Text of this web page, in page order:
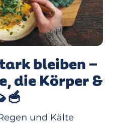
bleiben –
die Körper &
und Kälte